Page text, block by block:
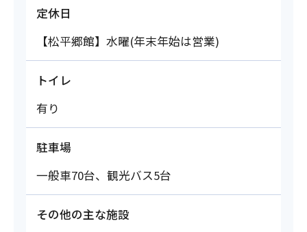
定休日
【松平郷館】水曜(年末年始は営業)
トイレ
有り
駐車場
一般車70台、観光バス5台
その他の主な施設